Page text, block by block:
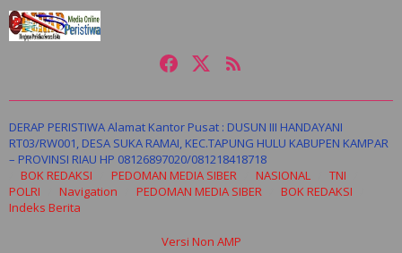
DERAP PERISTIWA Alamat Kantor Pusat : DUSUN III HANDAYANI
RT03/RW001, DESA SUKA RAMAI, KEC.TAPUNG HULU KABUPEN KAMPAR
– PROVINSI RIAU HP 08126897020/081218418718
BOK REDAKSI
PEDOMAN MEDIA SIBER NASIONAL
TNI
POLRI
Navigation PEDOMAN MEDIA SIBER
BOK REDAKSI
Indeks Berita
Versi Non AMP